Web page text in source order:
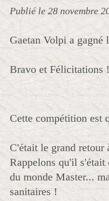
Publié le 28 novembre
Gaetan Volpi a
Bravo et Félicitations
Cette compétition est
C'était le grand
Rappelons qu'il
du monde Master...
sanitaires !